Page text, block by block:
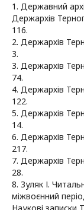
1. Державний
Держархів
116.
2. Держархів
3.
3. Держархів
74.
4. Держархів
122.
5. Держархів
14.
6. Держархів
217.
7. Держархів
28.
8. Зуляк І.
міжвоєнний